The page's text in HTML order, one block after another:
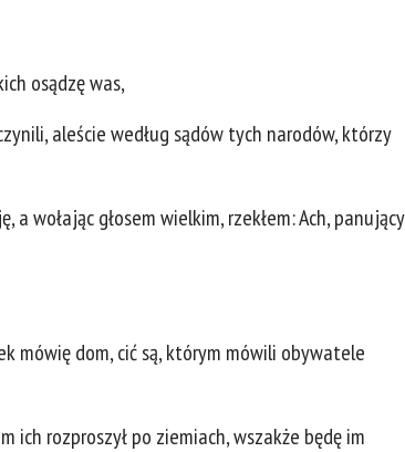
osądzę was,
aleście według sądów tych narodów, którzy
wołając głosem wielkim, rzekłem: Ach, panujący
mówię dom, cić są, którym mówili obywatele
ich rozproszył po ziemiach, wszakże będę im